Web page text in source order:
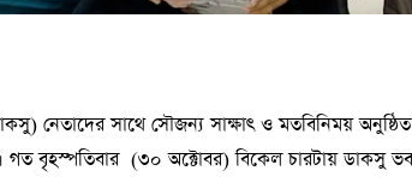
নেতাদের সাথে সৌজন্য সাক্ষাৎ ও মতবিনিময়
গত বৃহস্পতিবার (৩০ অক্টোবর) বিকেল চারটায় ডাকসু